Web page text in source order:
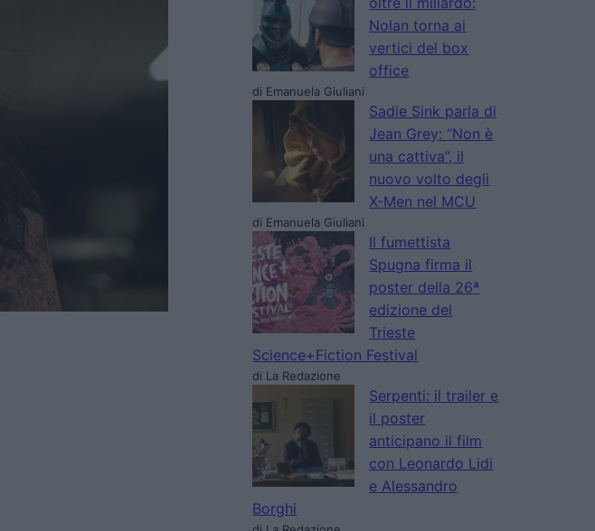
Nolan torna ai
vertici del box
office
di Emanuela Giuliani
Sadie Sink parla di
Jean Grey: “Non è
una cattiva”, il
nuovo volto degli
X-Men nel MCU
di Emanuela Giuliani
Il fumettista
Spugna firma il
poster della 26ª
edizione del
Trieste
Science+Fiction Festival
di La Redazione
Serpenti: il trailer e
il poster
anticipano il film
con Leonardo Lidi
e Alessandro
Borghi